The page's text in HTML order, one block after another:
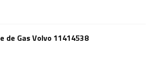
de Gas Volvo 11414538